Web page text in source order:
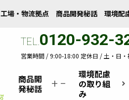
工場・物流拠点 商品開発秘話 環境配
TEL.0120-932-
営業時間 /9:00-18:00 定休日 / 土・日・
商品開
発秘話
add_2 remove
環境配慮
の取り組
み
keyboard_arrow_right